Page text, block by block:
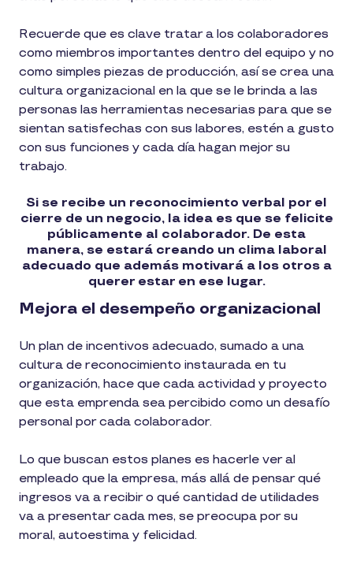
Recuerde que es clave tratar a los colaboradores
como miembros importantes dentro del equipo y no
como simples piezas de producción, así se crea una
cultura organizacional en la que se le brinda a las
personas las herramientas necesarias para que se
sientan satisfechas con sus labores, estén a gusto
con sus funciones y cada día hagan mejor su
trabajo.
Si se recibe un reconocimiento verbal por el
cierre de un negocio, la idea es que se felicite
públicamente al colaborador. De esta
manera, se estará creando un clima laboral
adecuado que además motivará a los otros a
querer estar en ese lugar.
Mejora el desempeño organizacional
Un plan de incentivos adecuado, sumado a una
cultura de reconocimiento instaurada en tu
organización, hace que cada actividad y proyecto
que esta emprenda sea percibido como un desafío
personal por cada colaborador.
Lo que buscan estos planes es hacerle ver al
empleado que la empresa, más allá de pensar qué
ingresos va a recibir o qué cantidad de utilidades
va a presentar cada mes, se preocupa por su
moral, autoestima y felicidad.